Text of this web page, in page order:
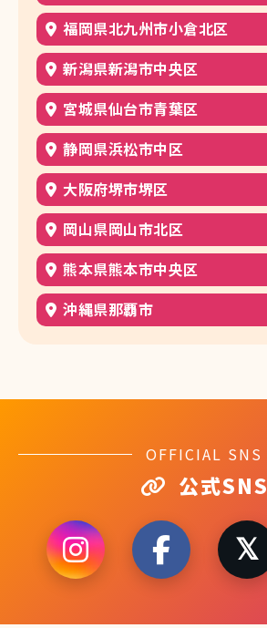
福岡県北九州市小倉北区
新潟県新潟市中央区
宮城県仙台市青葉区
静岡県浜松市中区
大阪府堺市堺区
岡山県岡山市北区
熊本県熊本市中央区
沖縄県那覇市
OFFICIAL SNS
公式SNS